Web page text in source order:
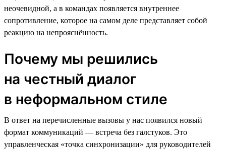
неочевидной, а в командах появляется внутреннее
сопротивление, которое на самом деле представляет собой
реакцию на непрояснённость.
Почему мы решились
на честный диалог
в неформальном стиле
В ответ на перечисленные вызовы у нас появился новый
формат коммуникаций — встреча без галстуков. Это
управленческая «точка синхронизации» для руководителей